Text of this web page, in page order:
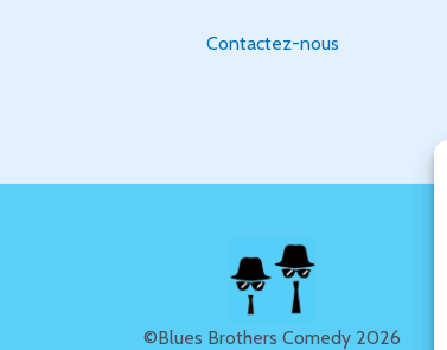
Contactez-nous
©Blues Brothers Comedy 2026